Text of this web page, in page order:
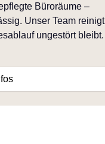
Büroräume –
Unser Team reinigt
ungestört bleibt.